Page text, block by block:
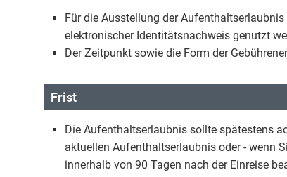
Für die Ausstellung der
elektronischer Identitätsnachweis genutzt
Der Zeitpunkt sowie die Form der
Frist
Die Aufenthaltserlaubnis sollte spätestens
aktuellen Aufenthaltserlaubnis oder - wenn
innerhalb von 90 Tagen nach der Einreise